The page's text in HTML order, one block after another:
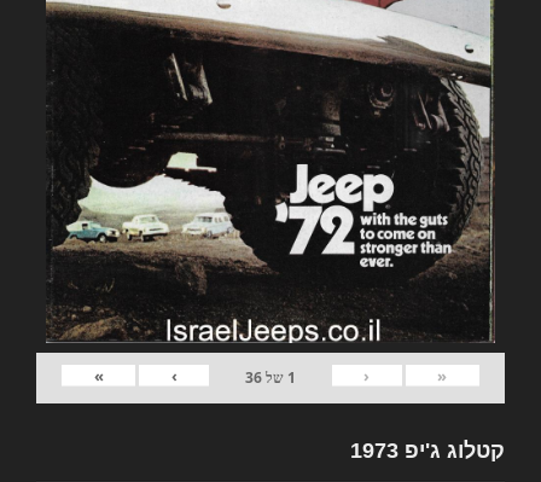
«
‹
1 של36
›
»
קטלוג ג'יפ 1973